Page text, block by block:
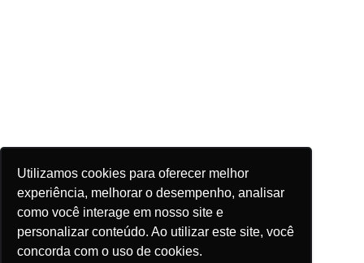
Utilizamos cookies para oferecer melhor
experiência, melhorar o desempenho, analisar
como você interage em nosso site e
personalizar conteúdo. Ao utilizar este site, você
concorda com o uso de cookies.